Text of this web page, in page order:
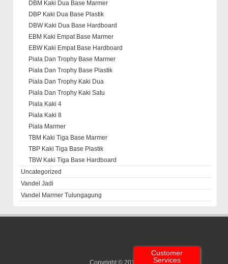
DBM Kaki Dua Base Marmer
DBP Kaki Dua Base Plastik
DBW Kaki Dua Base Hardboard
EBM Kaki Empat Base Marmer
EBW Kaki Empat Base Hardboard
Piala Dan Trophy Base Marmer
Piala Dan Trophy Base Plastik
Piala Dan Trophy Kaki Dua
Piala Dan Trophy Kaki Satu
Piala Kaki 4
Piala Kaki 8
Piala Marmer
TBM Kaki Tiga Base Marmer
TBP Kaki Tiga Base Plastik
TBW Kaki Tiga Base Hardboard
Uncategorized
Vandel Jadi
Vandel Marmer Tulungagung
Copyright © 2013
Customer
Services